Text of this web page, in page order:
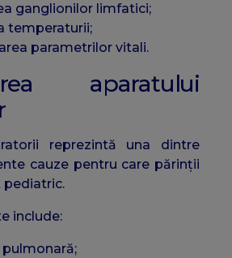
ganglionilor limfatici;
temperaturii;
parametrilor vitali.
aparatului
reprezintă una dintre
cauze pentru care părinții
pediatric.
include: